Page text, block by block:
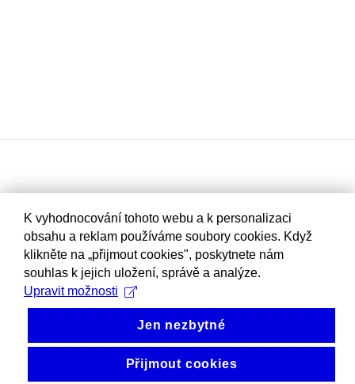
K vyhodnocování tohoto webu a k personalizaci
obsahu a reklam používáme soubory cookies. Když
klikněte na „přijmout cookies", poskytnete nám
souhlas k jejich uložení, správě a analýze.
Upravit možnosti
Jen nezbytné
Přijmout cookies